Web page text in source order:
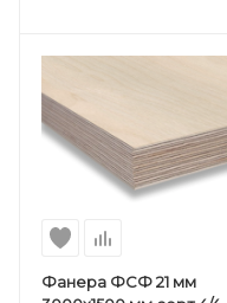
Фанера ФСФ 21 мм